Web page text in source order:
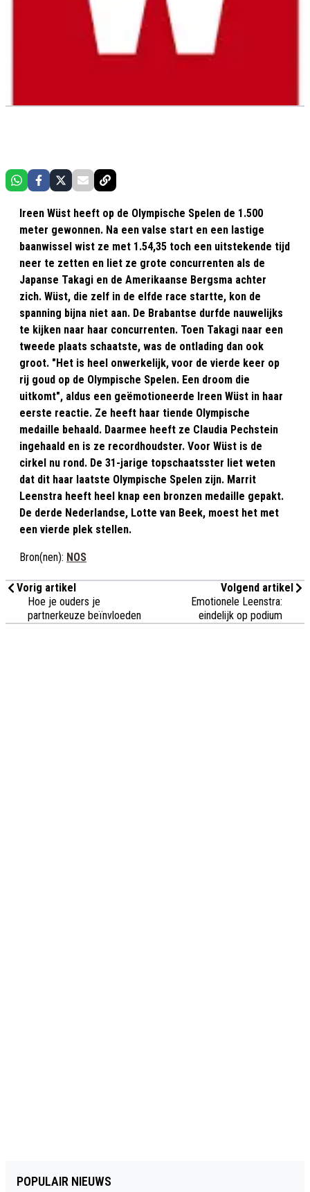
Ireen Wüst heeft op de Olympische Spelen de 1.500
meter gewonnen. Na een valse start en een lastige
baanwissel wist ze met 1.54,35 toch een uitstekende tijd
neer te zetten en liet ze grote concurrenten als de
Japanse Takagi en de Amerikaanse Bergsma achter
zich. Wüst, die zelf in de elfde race startte, kon de
spanning bijna niet aan. De Brabantse durfde nauwelijks
te kijken naar haar concurrenten. Toen Takagi naar een
tweede plaats schaatste, was de ontlading dan ook
groot. "Het is heel onwerkelijk, voor de vierde keer op
rij goud op de Olympische Spelen. Een droom die
uitkomt", aldus een geëmotioneerde Ireen Wüst in haar
eerste reactie. Ze heeft haar tiende Olympische
medaille behaald. Daarmee heeft ze Claudia Pechstein
ingehaald en is ze recordhoudster. Voor Wüst is de
cirkel nu rond. De 31-jarige topschaatsster liet weten
dat dit haar laatste Olympische Spelen zijn. Marrit
Leenstra heeft heel knap een bronzen medaille gepakt.
De derde Nederlandse, Lotte van Beek, moest het met
een vierde plek stellen.
Bron(nen): NOS
Vorig artikel
Hoe je ouders je
partnerkeuze beïnvloeden
Volgend artikel
Emotionele Leenstra:
eindelijk op podium
POPULAIR NIEUWS